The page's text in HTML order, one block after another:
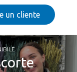
un cliente